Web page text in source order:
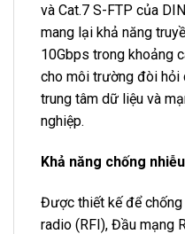
và Cat.7 S-FTP của
mang lại khả năng
10Gbps trong khoảng
cho môi trường đòi hỏi
trung tâm dữ liệu và
nghiệp.
Khả năng chống
Được thiết kế để
radio (RFI), Đầu mạng